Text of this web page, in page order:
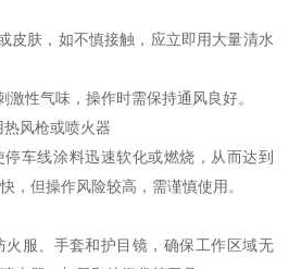
皮肤，如不慎接触，应立即用大量清水
激性气味，操作时需保持通风良好。
风枪或喷火器
车线涂料迅速软化或燃烧，从而达到
，但操作风险较高，需谨慎使用。
火服、手套和护目镜，确保工作区域无